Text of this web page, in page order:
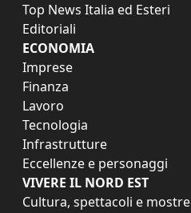
Top News Italia ed Esteri
Editoriali
ECONOMIA
Imprese
Finanza
Lavoro
Tecnologia
Infrastrutture
Eccellenze e personaggi
VIVERE IL NORD EST
Cultura, spettacoli e mostre